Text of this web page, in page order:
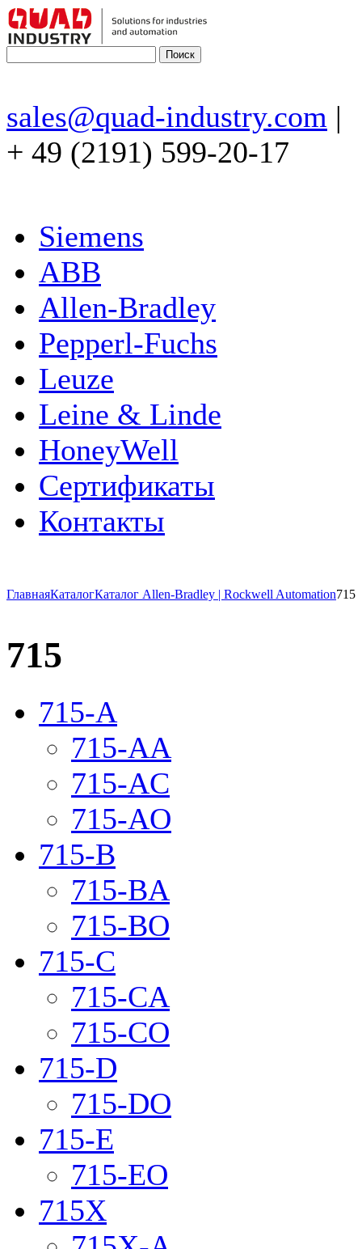
sales@quad-industry.com |
+ 49 (2191) 599-20-17
Siemens
ABB
Allen-Bradley
Pepperl-Fuchs
Leuze
Leine & Linde
HoneyWell
Сертификаты
Контакты
ГлавнаяКаталогКаталог Allen-Bradley | Rockwell Automation715
715
715-A
715-AA
715-AC
715-AO
715-B
715-BA
715-BO
715-C
715-CA
715-CO
715-D
715-DO
715-E
715-EO
715X